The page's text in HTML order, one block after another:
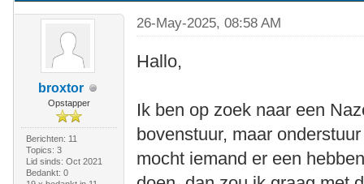
broxtor
Opstapper
Berichten: 11
Topics: 3
Lid sinds: Oct 2021
Bedankt: 0
26-May-2025, 08:58 AM
Hallo,
Ik ben op zoek naar een
bovenstuur, maar
mocht iemand er een